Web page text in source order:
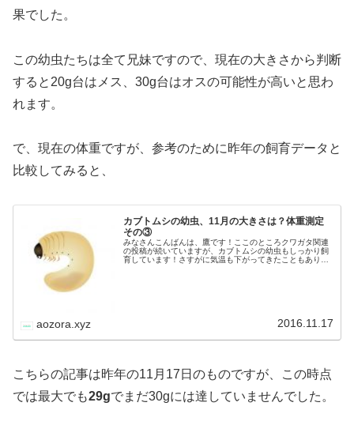
果でした。
この幼虫たちは全て兄妹ですので、現在の大きさから判断
すると20g台はメス、30g台はオスの可能性が高いと思わ
れます。
で、現在の体重ですが、参考のために昨年の飼育データと
比較してみると、
カブトムシの幼虫、11月の大きさは？体重測定
その③
みなさんこんばんは、鷹です！ここのところクワガタ関連
の投稿が続いていますが、カブトムシの幼虫もしっかり飼
育しています！さすがに気温も下がってきたこともありチ
aozora.xyz 2016.11.17
こちらの記事は昨年の11月17日のものですが、この時点
では最大でも29gでまだ30gには達していませんでした。